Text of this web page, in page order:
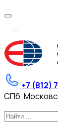
...
+7 (812)
СПб,